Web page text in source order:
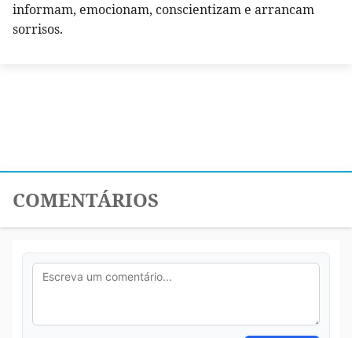
informam, emocionam, conscientizam e arrancam
sorrisos.
COMENTÁRIOS